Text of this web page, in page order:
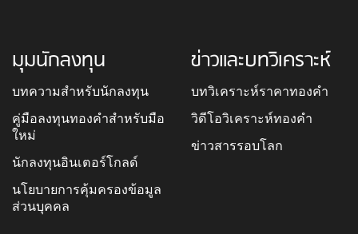
มุมนักลงทุน
บทความสำหรับนักลงทุน
คู่มือลงทุนทองคำสำหรับมือ
ใหม่
นักลงทุนอินเตอร์โกลด์
นโยบายการคุ้มครองข้อมูล
ส่วนบุคคล
ข่าวและบทวิเคราะห์
บทวิเคราะห์ราคาทองคำ
วิดีโอวิเคราะห์ทองคำ
ข่าวสารรอบโลก